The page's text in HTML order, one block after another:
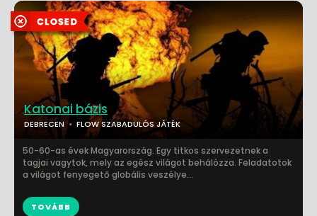
Katonai bázis
DEBRECEN FLOW SZABADULÓS JÁTÉK
50-60-as évek Magyarország. Egy titkos szervezetnek a
tagjai vagytok, mely az egész világot behálózza. Feladatotok
a világot fenyegető globális veszélye...
TOVÁBB